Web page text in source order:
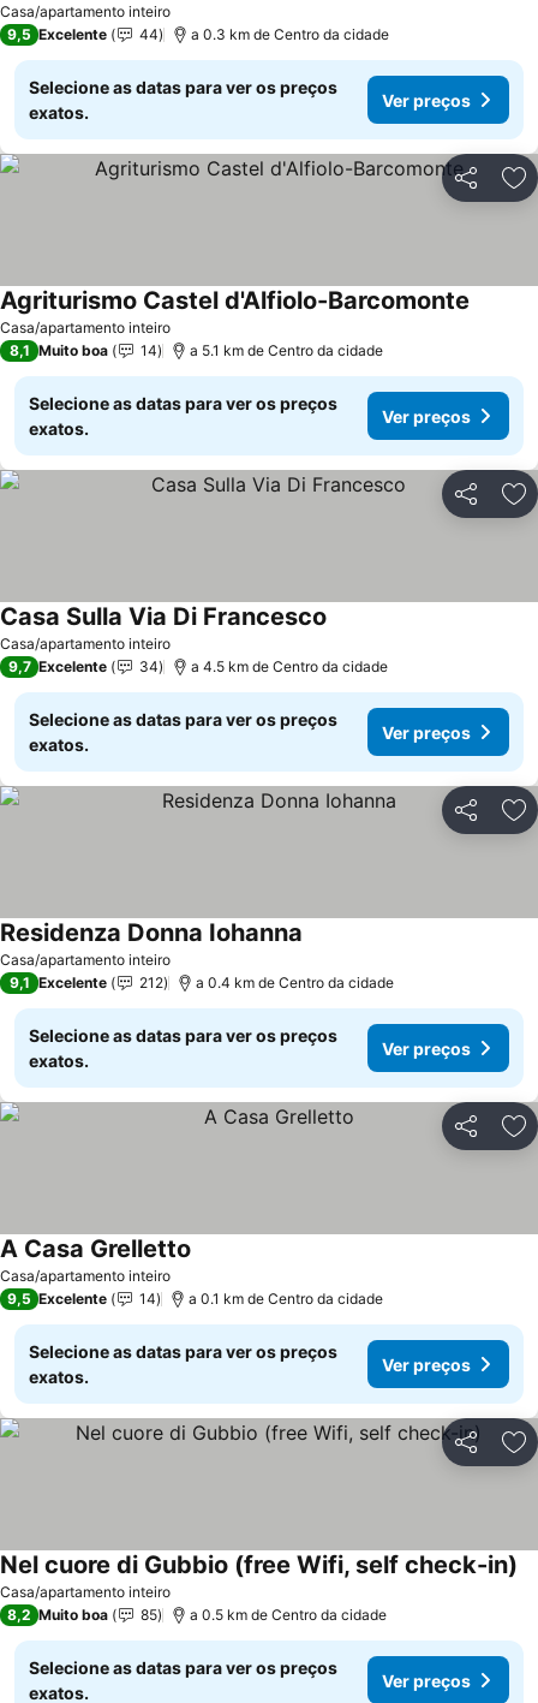
Casa/apartamento inteiro
9,5 Excelente 44 a 0.3 km de Centro da cidade
Selecione as datas para ver os preços
exatos.
Ver preços
Partilhar
Casa/apartamento inteiro
Agriturismo Castel d'Alfiolo-Barcomonte
8,1 Muito boa 14 a 5.1 km de Centro da cidade
Selecione as datas para ver os preços
exatos.
Ver preços
Partilhar
Casa/apartamento inteiro
Casa Sulla Via Di Francesco
9,7 Excelente 34 a 4.5 km de Centro da cidade
Selecione as datas para ver os preços
exatos.
Ver preços
Partilhar
Casa/apartamento inteiro
Residenza Donna Iohanna
9,1 Excelente 212 a 0.4 km de Centro da cidade
Selecione as datas para ver os preços
exatos.
Ver preços
Partilhar
Casa/apartamento inteiro
A Casa Grelletto
9,5 Excelente 14 a 0.1 km de Centro da cidade
Selecione as datas para ver os preços
exatos.
Ver preços
Partilhar
Casa/apartamento inteiro
Nel cuore di Gubbio (free Wifi, self check-in)
8,2 Muito boa 85 a 0.5 km de Centro da cidade
Selecione as datas para ver os preços
exatos.
Ver preços